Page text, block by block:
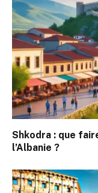
Shkodra : que
l’Albanie ?